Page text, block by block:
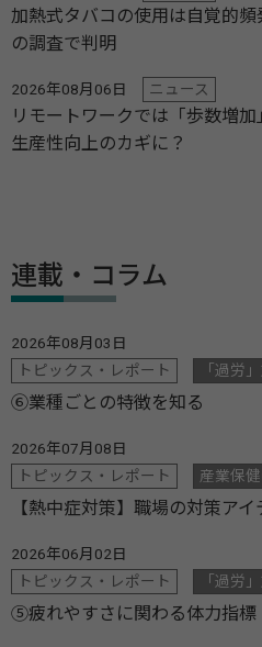
加熱式タバコの使用は自覚的
の調査で判明
2026年08月06日 ニュース
リモートワークでは「歩数増
生産性向上のカギに？
連載・コラム
2026年08月03日
トピックス・レポート
「過労
⑥業種ごとの特徴を知る
2026年07月08日
トピックス・レポート
産業保
【熱中症対策】職場の対策ア
2026年06月02日
トピックス・レポート
「過労
⑤疲れやすさに関わる体力指標